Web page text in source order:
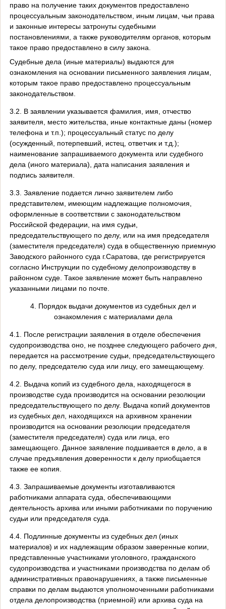
право на получение таких документов предоставлено
процессуальным законодательством, иным лицам, чьи права
и законные интересы затронуты судебными
постановлениями, а также руководителям органов, которым
такое право предоставлено в силу закона.
Судебные дела (иные материалы) выдаются для
ознакомления на основании письменного заявления лицам,
которым такое право предоставлено процессуальным
законодательством.
3.2. В заявлении указывается фамилия, имя, отчество
заявителя, место жительства, иные контактные даны (номер
телефона и т.п.); процессуальный статус по делу
(осужденный, потерпевший, истец, ответчик и т.д.);
наименование запрашиваемого документа или судебного
дела (иного материала), дата написания заявления и
подпись заявителя.
3.3. Заявление подается лично заявителем либо
представителем, имеющим надлежащие полномочия,
оформленные в соответствии с законодательством
Российской федерации, на имя судьи,
председательствующего по делу, или на имя председателя
(заместителя председателя) суда в общественную приемную
Заводского районного суда г.Саратова, где регистрируется
согласно Инструкции по судебному делопроизводству в
районном суде. Такое заявление может быть направлено
указанными лицами по почте.
4. Порядок выдачи документов из судебных дел и
ознакомления с материалами дела
4.1. После регистрации заявления в отделе обеспечения
судопроизводства оно, не позднее следующего рабочего дня,
передается на рассмотрение судьи, председательствующего
по делу, председателю суда или лицу, его замещающему.
4.2. Выдача копий из судебного дела, находящегося в
производстве суда производится на основании резолюции
председательствующего по делу. Выдача копий документов
из судебных дел, находящихся на архивном хранении
производится на основании резолюции председателя
(заместителя председателя) суда или лица, его
замещающего. Данное заявление подшивается в дело, а в
случае предъявления доверенности к делу приобщается
также ее копия.
4.3. Запрашиваемые документы изготавливаются
работниками аппарата суда, обеспечивающими
деятельность архива или иными работниками по поручению
судьи или председателя суда.
4.4. Подлинные документы из судебных дел (иных
материалов) и их надлежащим образом заверенные копии,
представленные участниками уголовного, гражданского
судопроизводства и участниками производства по делам об
административных правонарушениях, а также письменные
справки по делам выдаются уполномоченными работниками
отдела делопроизводства (приемной) или архива суда на